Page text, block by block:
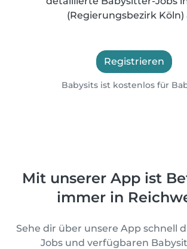
(Regierungsbezirk Köln)
Registrieren
Babysits ist kostenlos für
Mit unserer App ist
immer in
Sehe dir über unsere App schnell
Jobs und verfügbaren